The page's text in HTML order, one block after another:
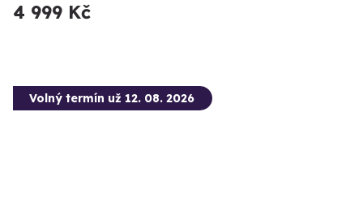
4 999 Kč
Volný termín už 12. 08. 2026